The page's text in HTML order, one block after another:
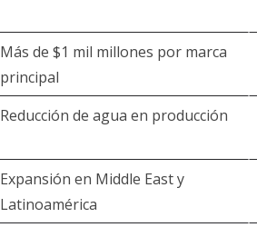
Más de $1 mil millones por marca
principal
Reducción de agua en producción
Expansión en Middle East y
Latinoamérica